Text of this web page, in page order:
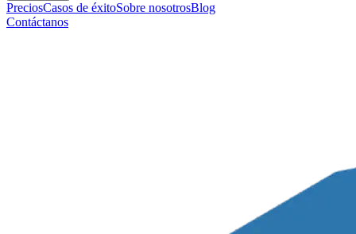
PreciosCasos de éxitoSobre nosotrosBlog
Contáctanos